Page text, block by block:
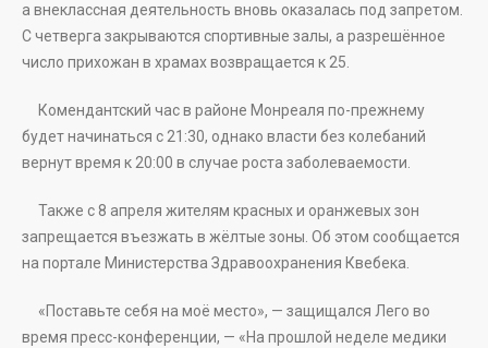
а внеклассная деятельность вновь оказалась под запретом.
С четверга закрываются спортивные залы, а разрешённое
число прихожан в храмах возвращается к 25.
Комендантский час в районе Монреаля по-прежнему
будет начинаться с 21:30, однако власти без колебаний
вернут время к 20:00 в случае роста заболеваемости.
Также с 8 апреля жителям красных и оранжевых зон
запрещается въезжать в жёлтые зоны. Об этом сообщается
на портале Министерства Здравоохранения Квебека.
«Поставьте себя на моё место», — защищался Лего во
время пресс-конференции, — «На прошлой неделе медики